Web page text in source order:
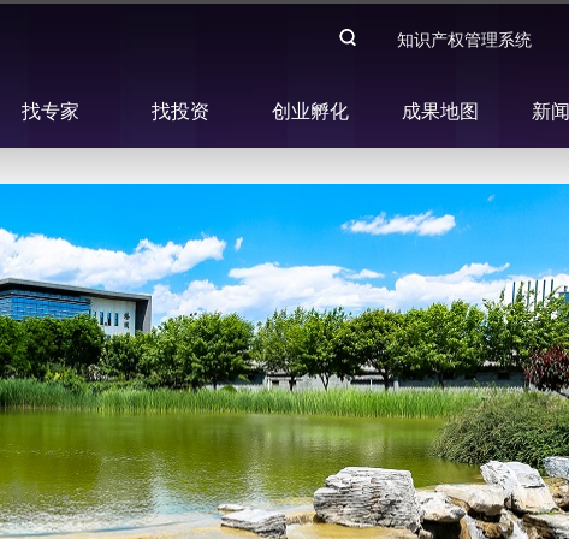
知识产权管理系统
找专家 找投资 创业孵化 成果地图 新